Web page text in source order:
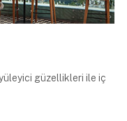
güzellikleri ile iç